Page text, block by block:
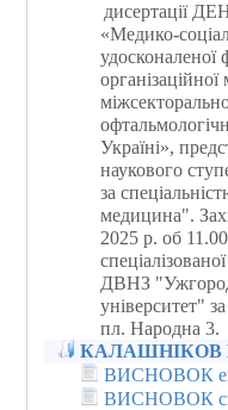
дисертації
«Медико-
удосконаленої
Україні»,
наукового
за
медицина".
2025 р. об
ДВНЗ
університет"
пл. Народна 3.
КАЛАШНІКОВ
ВИСНОВОК
ВИСНОВОК